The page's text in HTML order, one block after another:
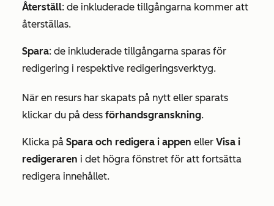
Återställ: de inkluderade tillgångarna kommer att
återställas.
Spara: de inkluderade tillgångarna sparas för
redigering i respektive redigeringsverktyg.
När en resurs har skapats på nytt eller sparats
klickar du på dess förhandsgranskning.
Klicka på Spara och redigera i appen eller Visa i
redigeraren i det högra fönstret för att fortsätta
redigera innehållet.